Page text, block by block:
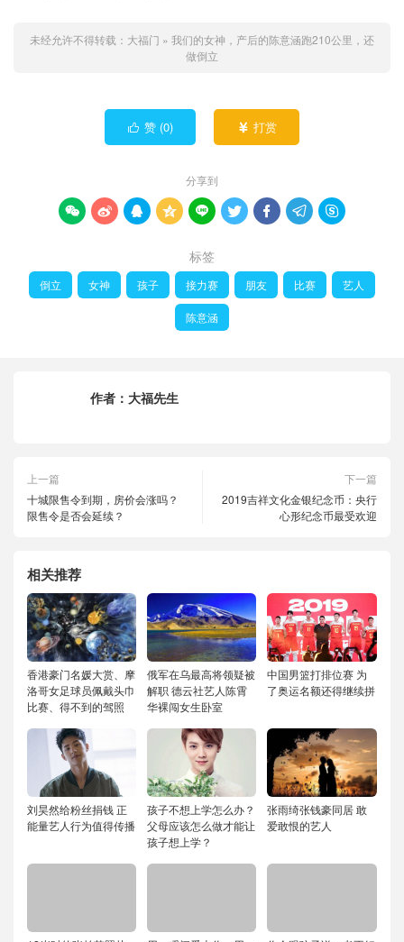
未经允许不得转载： 大福门 » 我们的女神，产后的陈意涵跑210公里，还
做倒立
 赞 (0)  打赏
分享到
        
标签
倒立 女神 孩子 接力赛 朋友 比赛 艺人
陈意涵
作者： 大福先生
上一篇
十城限售令到期，房价会涨吗？
限售令是否会延续？
下一篇
2019吉祥文化金银纪念币：央行
心形纪念币最受欢迎
相关推荐
香港豪门名媛大赏、摩
洛哥女足球员佩戴头巾
比赛、得不到的驾照
俄军在乌最高将领疑被
解职 德云社艺人陈霄
华裸闯女生卧室
中国男篮打排位赛 为
了奥运名额还得继续拼
刘昊然给粉丝捐钱 正
能量艺人行为值得传播
孩子不想上学怎么办？
父母应该怎么做才能让
孩子想上学？
张雨绮张钱豪同居 敢
爱敢恨的艺人